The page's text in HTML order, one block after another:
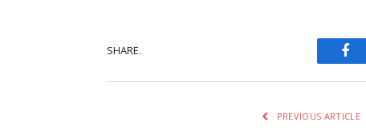
SHARE.
PREVIOUS ARTICLE